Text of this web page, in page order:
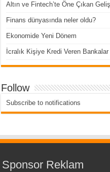
Altın ve Fintech’te Öne Çıkan
Finans dünyasında neler oldu?
Ekonomide Yeni Dönem
İcralık Kişiye Kredi Veren
Follow
Subscribe to notifications
Sponsor Reklam